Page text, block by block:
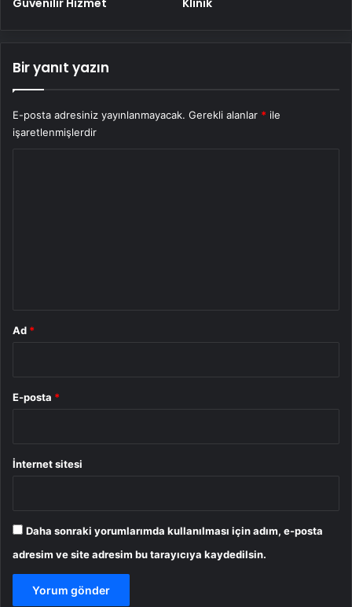
Bir yanıt yazın
E-posta adresiniz yayınlanmayacak. Gerekli alanlar * ile
işaretlenmişlerdir
Ad *
E-posta *
İnternet sitesi
Daha sonraki yorumlarımda kullanılması için adım, e-posta
adresim ve site adresim bu tarayıcıya kaydedilsin.